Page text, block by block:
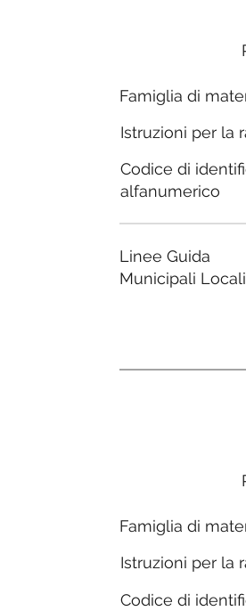
Famiglia di
Istruzioni per la
Codice di
alfanumerico
Linee Guida
Municipali Locali
Famiglia di
Istruzioni per la
Codice di